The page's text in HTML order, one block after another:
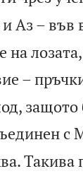
Аз – във
–
с